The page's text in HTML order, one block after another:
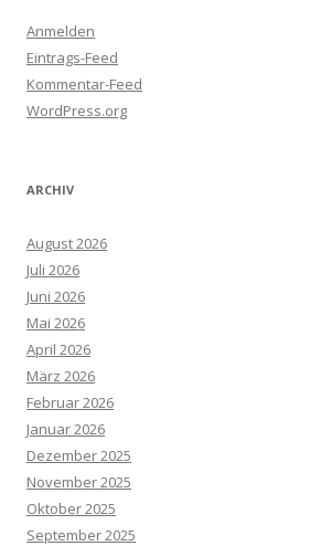
Anmelden
Eintrags-Feed
Kommentar-Feed
WordPress.org
ARCHIV
August 2026
Juli 2026
Juni 2026
Mai 2026
April 2026
März 2026
Februar 2026
Januar 2026
Dezember 2025
November 2025
Oktober 2025
September 2025